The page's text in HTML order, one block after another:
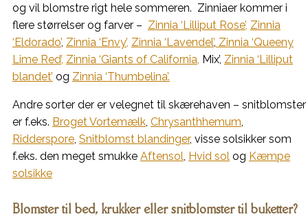
og vil blomstre rigt hele sommeren. Zinniaer kommer i
flere størrelser og farver – Zinnia ‘Lilliput Rose’, Zinnia
‘Eldorado’, Zinnia ‘Envy’, Zinnia ‘Lavendel’, Zinnia ‘Queeny
Lime Red’, Zinnia ‘Giants of California, Mix’, Zinnia ‘Lilliput
blandet’ og Zinnia ‘Thumbelina’.
Andre sorter der er velegnet til skærehaven – snitblomster
er f.eks. Broget Vortemælk, Chrysanthhemum,
Ridderspore, Snitblomst blandinger, visse solsikker som
f.eks. den meget smukke Aftensol, Hvid sol og Kæmpe
solsikke
Blomster til bed, krukker eller snitblomster til buketter?